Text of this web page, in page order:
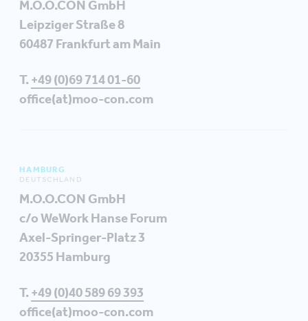
M.O.O.CON GmbH
Leipziger Straße 8
60487 Frankfurt am Main
T. +49 (0)69 714 01-60
office(at)moo-con.com
HAMBURG
DEUTSCHLAND
M.O.O.CON GmbH
c/o WeWork Hanse Forum
Axel-Springer-Platz 3
20355 Hamburg
T. +49 (0)40 589 69 393
office(at)moo-con.com